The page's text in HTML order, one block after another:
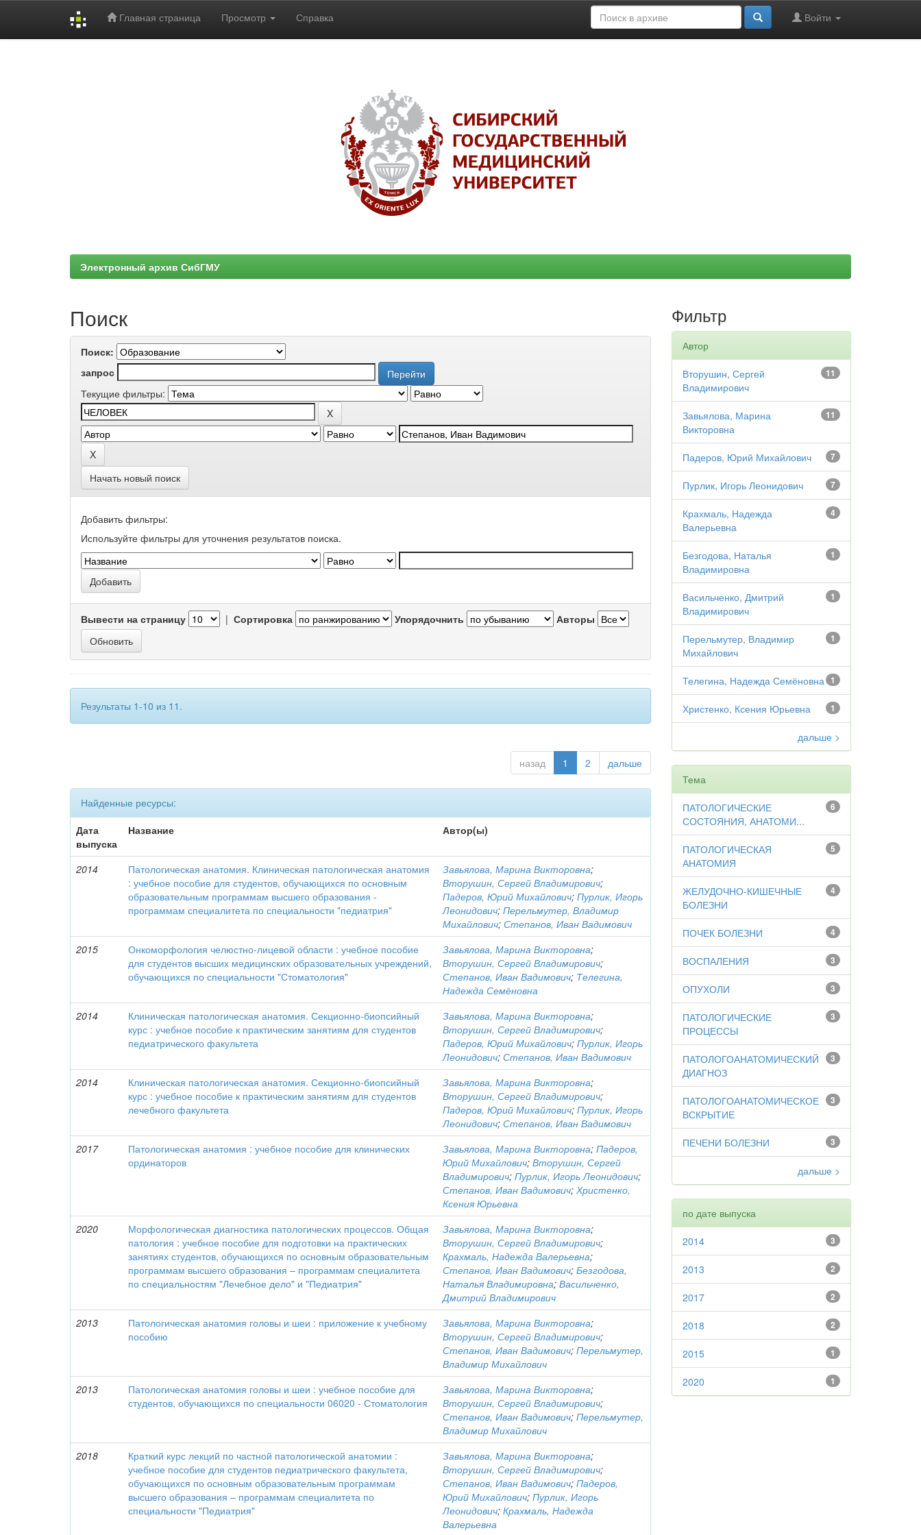
Главная страница Просмотр Справка Войти
Электронный архив СибГМУ
Поиск
Поиск:
запрос
Текущие фильтры:
Начать новый поиск
Добавить фильтры:
Используйте фильтры для уточнения результатов поиска.
Вывести на страницу | Сортировка Упорядочнить Авторы
Результаты 1-10 из 11.
назад 1 2 дальше
Найденные ресурсы:
Дата
выпуска
Название Автор(ы)
2014
Патологическая анатомия. Клиническая патологическая анатомия
: учебное пособие для студентов, обучающихся по основным
образовательным программам высшего образования -
программам специалитета по специальности "педиатрия"
Завьялова, Марина Викторовна;
Вторушин, Сергей Владимирович;
Падеров, Юрий Михайлович;Пурлик, Игорь
Леонидович;Перельмутер, Владимир
Михайлович;Степанов, Иван Вадимович
2015
Онкоморфология челюстно-лицевой области : учебное пособие
для студентов высших медицинских образовательных учреждений,
обучающихся по специальности "Стоматология"
Завьялова, Марина Викторовна;
Вторушин, Сергей Владимирович;
Степанов, Иван Вадимович; Телегина,
Надежда Семёновна
2014
Клиническая патологическая анатомия. Секционно-биопсийный
курс : учебное пособие к практическим занятиям для студентов
педиатрического факультета
Завьялова, Марина Викторовна;
Вторушин, Сергей Владимирович;
Падеров, Юрий Михайлович;Пурлик, Игорь
Леонидович;Степанов, Иван Вадимович
2014
Клиническая патологическая анатомия. Секционно-биопсийный
курс : учебное пособие к практическим занятиям для студентов
лечебного факультета
Завьялова, Марина Викторовна;
Вторушин, Сергей Владимирович;
Падеров, Юрий Михайлович;Пурлик, Игорь
Леонидович;Степанов, Иван Вадимович
2017
Патологическая анатомия : учебное пособие для клинических
ординаторов
Завьялова, Марина Викторовна;Падеров,
Юрий Михайлович;Вторушин, Сергей
Владимирович;Пурлик, Игорь Леонидович;
Степанов, Иван Вадимович;Христенко,
Ксения Юрьевна
2020
Морфологическая диагностика патологических процессов. Общая
патология : учебное пособие для подготовки на практических
занятиях студентов, обучающихся по основным образовательным
программам высшего образования – программам специалитета
по специальностям "Лечебное дело" и "Педиатрия"
Завьялова, Марина Викторовна;
Вторушин, Сергей Владимирович;
Крахмаль, Надежда Валерьевна;
Степанов, Иван Вадимович;Безгодова,
Наталья Владимировна;Васильченко,
Дмитрий Владимирович
2013
Патологическая анатомия головы и шеи : приложение к учебному
пособию
Завьялова, Марина Викторовна;
Вторушин, Сергей Владимирович;
Степанов, Иван Вадимович;Перельмутер,
Владимир Михайлович
2013
Патологическая анатомия головы и шеи : учебное пособие для
студентов, обучающихся по специальности 06020 - Стоматология
Завьялова, Марина Викторовна;
Вторушин, Сергей Владимирович;
Степанов, Иван Вадимович;Перельмутер,
Владимир Михайлович
2018
Краткий курс лекций по частной патологической анатомии :
учебное пособие для студентов педиатрического факультета,
обучающихся по основным образовательным программам
высшего образования – программам специалитета по
специальности "Педиатрия"
Завьялова, Марина Викторовна;
Вторушин, Сергей Владимирович;
Степанов, Иван Вадимович;Падеров,
Юрий Михайлович;Пурлик, Игорь
Леонидович;Крахмаль, Надежда
Валерьевна
Фильтр
Автор
11
Вторушин, Сергей
Владимирович
11
Завьялова, Марина
Викторовна
7
Падеров, Юрий Михайлович
7
Пурлик, Игорь Леонидович
4
Крахмаль, Надежда
Валерьевна
1
Безгодова, Наталья
Владимировна
1
Васильченко, Дмитрий
Владимирович
1
Перельмутер, Владимир
Михайлович
1
Телегина, Надежда Семёновна
1
Христенко, Ксения Юрьевна
дальше >
Тема
6
ПАТОЛОГИЧЕСКИЕ
СОСТОЯНИЯ, АНАТОМИ...
5
ПАТОЛОГИЧЕСКАЯ
АНАТОМИЯ
4
ЖЕЛУДОЧНО-КИШЕЧНЫЕ
БОЛЕЗНИ
4
ПОЧЕК БОЛЕЗНИ
3
ВОСПАЛЕНИЯ
3
ОПУХОЛИ
3
ПАТОЛОГИЧЕСКИЕ
ПРОЦЕССЫ
3
ПАТОЛОГОАНАТОМИЧЕСКИЙ
ДИАГНОЗ
3
ПАТОЛОГОАНАТОМИЧЕСКОЕ
ВСКРЫТИЕ
3
ПЕЧЕНИ БОЛЕЗНИ
дальше >
по дате выпуска
3
2014
2
2013
2
2017
2
2018
1
2015
1
2020